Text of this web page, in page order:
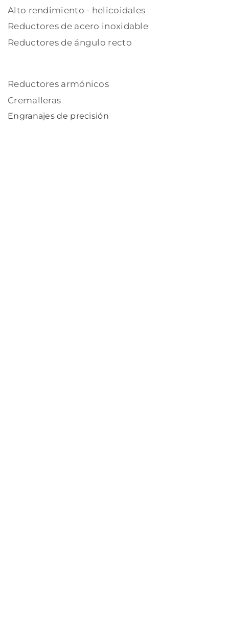
Alto rendimiento - helicoidales
Reductores de acero inoxidable
Reductores de ángulo recto
Reductores armónicos
Cremalleras
Engranajes de precisión